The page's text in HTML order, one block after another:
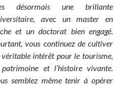
désormais une brillante
avec un master en
et un doctorat bien engagé.
vous continuez de cultiver
véritable intérêt pour le tourisme,
et l’histoire vivante.
semblez même tenir à opérer